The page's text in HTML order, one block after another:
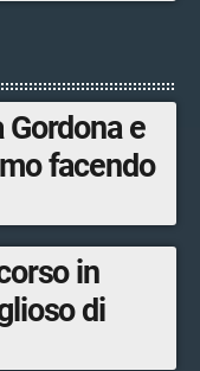
e
facendo
in
di